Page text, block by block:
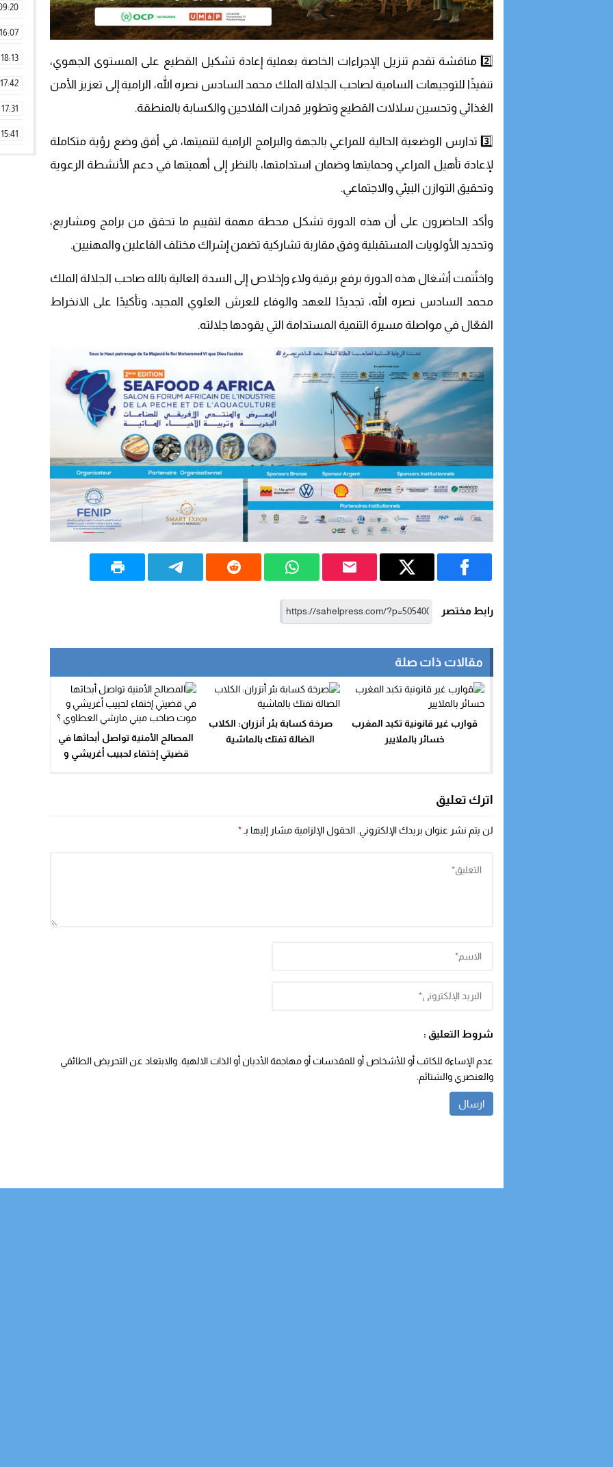
2️⃣ مناقشة تقدم تنزيل الإجراءات الخاصة بعملية إعادة تشكيل القطيع على المستوى الجهوي،
تنفيذًا للتوجيهات السامية لصاحب الجلالة الملك محمد السادس نصره الله، الرامية إلى تعزيز الأمن
الغذائي وتحسين سلالات القطيع وتطوير قدرات الفلاحين والكسابة بالمنطقة.
3️⃣ تدارس الوضعية الحالية للمراعي بالجهة والبرامج الرامية لتنميتها، في أفق وضع رؤية متكاملة
لإعادة تأهيل المراعي وحمايتها وضمان استدامتها، بالنظر إلى أهميتها في دعم الأنشطة الرعوية
وتحقيق التوازن البيئي والاجتماعي.
وأكد الحاضرون على أن هذه الدورة تشكل محطة مهمة لتقييم ما تحقق من برامج ومشاريع،
وتحديد الأولويات المستقبلية وفق مقاربة تشاركية تضمن إشراك مختلف الفاعلين والمهنيين.
واختُتمت أشغال هذه الدورة برفع برقية ولاء وإخلاص إلى السدة العالية بالله صاحب الجلالة الملك
محمد السادس نصره الله، تجديدًا للعهد والوفاء للعرش العلوي المجيد، وتأكيدًا على الانخراط
الفعّال في مواصلة مسيرة التنمية المستدامة التي يقودها جلالته.
رابط مختصر
مقالات ذات صلة
قوارب غير قانونية تكبد المغرب
خسائر بالملايير
صرخة كسابة بئر أنزران: الكلاب
الضالة تفتك بالماشية
المصالح الأمنية تواصل أبحاثها في
قضيتي إختفاء لحبيب أغريشي و
اترك تعليق
لن يتم نشر عنوان بريدك الإلكتروني.الحقول الإلزامية مشار إليها بـ*
شروط التعليق :
عدم الإساءة للكاتب أو للأشخاص أو للمقدسات أو مهاجمة الأديان أو الذات الالهية. والابتعاد عن التحريض الطائفي
والعنصري والشتائم.
16:07
18:13
17:42
17:31
15:41